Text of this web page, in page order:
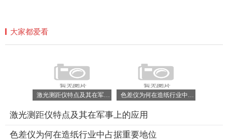
大家都爱看
激光测距仪特点及其在军事上的应用
色差仪为何在造纸行业中占据重要地位